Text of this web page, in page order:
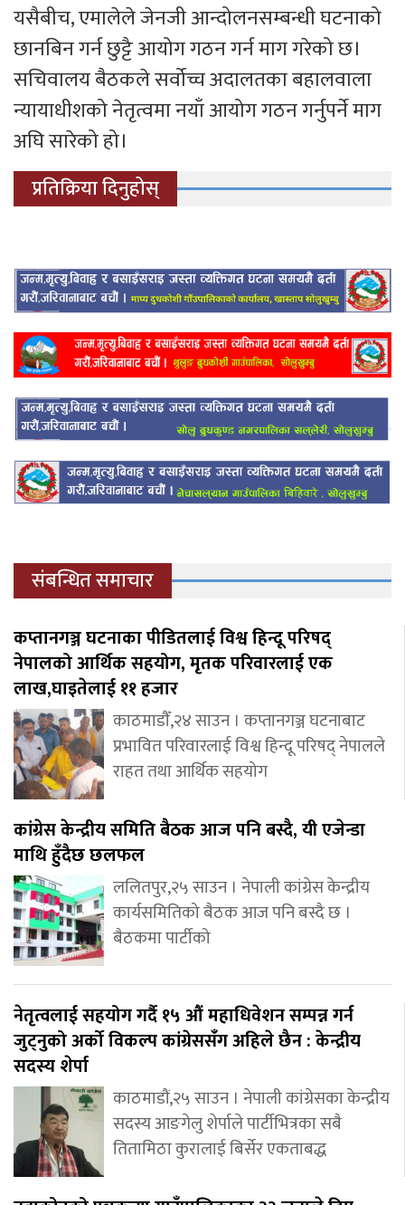
यसैबीच, एमालेले जेनजी आन्दोलनसम्बन्धी घटनाको
छानबिन गर्न छुट्टै आयोग गठन गर्न माग गरेको छ।
सचिवालय बैठकले सर्वोच्च अदालतका बहालवाला
न्यायाधीशको नेतृत्वमा नयाँ आयोग गठन गर्नुपर्ने माग
अघि सारेको हो।
प्रतिक्रिया दिनुहोस्
संबन्धित समाचार
कप्तानगञ्ज घटनाका पीडितलाई विश्व हिन्दू परिषद्
नेपालको आर्थिक सहयोग, मृतक परिवारलाई एक
लाख,घाइतेलाई ११ हजार
काठमाडौँ,२४ साउन । कप्तानगञ्ज घटनाबाट
प्रभावित परिवारलाई विश्व हिन्दू परिषद् नेपालले
राहत तथा आर्थिक सहयोग
कांग्रेस केन्द्रीय समिति बैठक आज पनि बस्दै, यी एजेन्डा
माथि हुँदैछ छलफल
ललितपुर,२५ साउन । नेपाली कांग्रेस केन्द्रीय
कार्यसमितिको बैठक आज पनि बस्दै छ ।
बैठकमा पार्टीको
नेतृत्वलाई सहयोग गर्दै १५ औं महाधिवेशन सम्पन्न गर्न
जुट्नुको अर्को विकल्प कांग्रेससंँग अहिले छैन : केन्द्रीय
सदस्य शेर्पा
काठमाडौं,२५ साउन । नेपाली कांग्रेसका केन्द्रीय
सदस्य आङगेलु शेर्पाले पार्टीभित्रका सबै
तितामिठा कुरालाई बिर्सेर एकताबद्ध